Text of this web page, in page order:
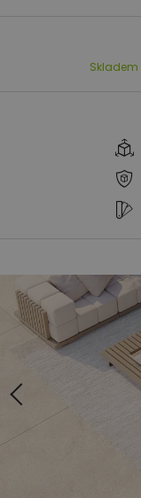
Skladem
Přeskočit
konec
galerie
Přeskočit
začátek
galerie